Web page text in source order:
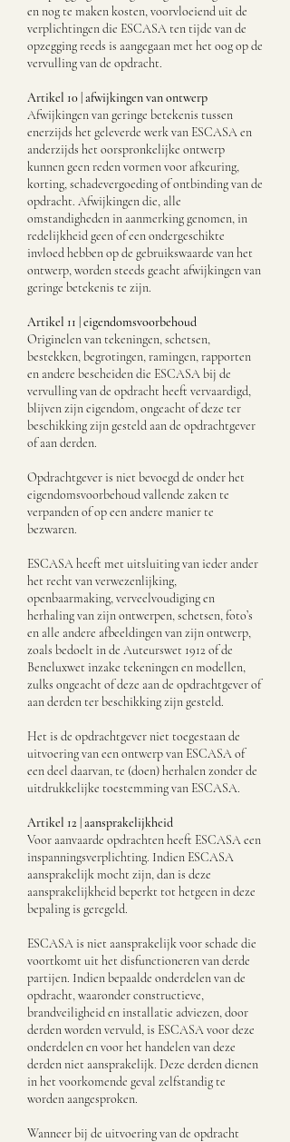
en nog te maken kosten, voorvloeiend uit de
verplichtingen die ESCASA ten tijde van de
opzegging reeds is aangegaan met het oog op de
vervulling van de opdracht.
Artikel 10 | afwijkingen van ontwerp
Afwijkingen van geringe betekenis tussen
enerzijds het geleverde werk van ESCASA en
anderzijds het oorspronkelijke ontwerp
kunnen geen reden vormen voor afkeuring,
korting, schadevergoeding of ontbinding van de
opdracht. Afwijkingen die, alle
omstandigheden in aanmerking genomen, in
redelijkheid geen of een ondergeschikte
invloed hebben op de gebruikswaarde van het
ontwerp, worden steeds geacht afwijkingen van
geringe betekenis te zijn.
Artikel 11 | eigendomsvoorbehoud
Originelen van tekeningen, schetsen,
bestekken, begrotingen, ramingen, rapporten
en andere bescheiden die ESCASA bij de
vervulling van de opdracht heeft vervaardigd,
blijven zijn eigendom, ongeacht of deze ter
beschikking zijn gesteld aan de opdrachtgever
of aan derden.
Opdrachtgever is niet bevoegd de onder het
eigendomsvoorbehoud vallende zaken te
verpanden of op een andere manier te
bezwaren.
ESCASA heeft met uitsluiting van ieder ander
het recht van verwezenlijking,
openbaarmaking, verveelvoudiging en
herhaling van zijn ontwerpen, schetsen, foto’s
en alle andere afbeeldingen van zijn ontwerp,
zoals bedoelt in de Auteurswet 1912 of de
Beneluxwet inzake tekeningen en modellen,
zulks ongeacht of deze aan de opdrachtgever of
aan derden ter beschikking zijn gesteld.
Het is de opdrachtgever niet toegestaan de
uitvoering van een ontwerp van ESCASA of
een deel daarvan, te (doen) herhalen zonder de
uitdrukkelijke toestemming van ESCASA.
Artikel 12 | aansprakelijkheid
Voor aanvaarde opdrachten heeft ESCASA een
inspanningsverplichting. Indien ESCASA
aansprakelijk mocht zijn, dan is deze
aansprakelijkheid beperkt tot hetgeen in deze
bepaling is geregeld.
ESCASA is niet aansprakelijk voor schade die
voortkomt uit het disfunctioneren van derde
partijen. Indien bepaalde onderdelen van de
opdracht, waaronder constructieve,
brandveiligheid en installatie adviezen, door
derden worden vervuld, is ESCASA voor deze
onderdelen en voor het handelen van deze
derden niet aansprakelijk. Deze derden dienen
in het voorkomende geval zelfstandig te
worden aangesproken.
Wanneer bij de uitvoering van de opdracht